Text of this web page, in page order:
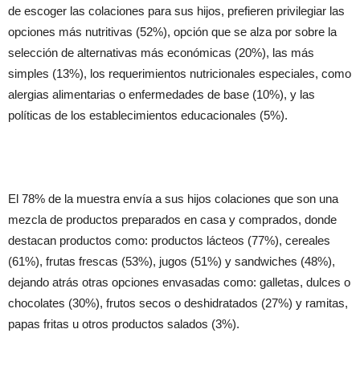
de escoger las colaciones para sus hijos, prefieren privilegiar las
opciones más nutritivas (52%), opción que se alza por sobre la
selección de alternativas más económicas (20%), las más
simples (13%), los requerimientos nutricionales especiales, como
alergias alimentarias o enfermedades de base (10%), y las
políticas de los establecimientos educacionales (5%).
El 78% de la muestra envía a sus hijos colaciones que son una
mezcla de productos preparados en casa y comprados, donde
destacan productos como: productos lácteos (77%), cereales
(61%), frutas frescas (53%), jugos (51%) y sandwiches (48%),
dejando atrás otras opciones envasadas como: galletas, dulces o
chocolates (30%), frutos secos o deshidratados (27%) y ramitas,
papas fritas u otros productos salados (3%).